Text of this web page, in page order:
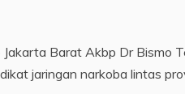
Barat Akbp Dr Bismo
jaringan narkoba lintas